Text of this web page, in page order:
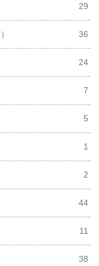
29
36
24
7
5
1
2
44
11
38